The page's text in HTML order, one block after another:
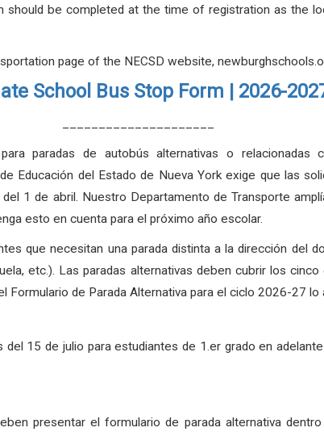
should be completed at the time of registration as the
page of the NECSD website,
School Bus Stop Form | 2026-
paradas de autobús alternativas o
Educación del Estado de Nueva York exige que las
1 de abril. Nuestro Departamento de Transporte
esto en cuenta para el próximo año escolar.
que necesitan una parada distinta a la dirección del
etc.). Las paradas alternativas deben cubrir los
Formulario de Parada Alternativa para el ciclo 2026-27 lo
15 de julio para estudiantes de 1.er grado en
presentar el formulario de parada alternativa